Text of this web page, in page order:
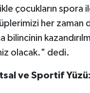
çocukların
her zaman
olacak." dedi.
ve Sportif Yüzü: